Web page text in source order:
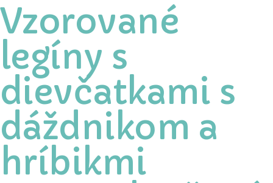
Vzorované
legíny s
dievčatkami s
dáždnikom a
hríbikmi